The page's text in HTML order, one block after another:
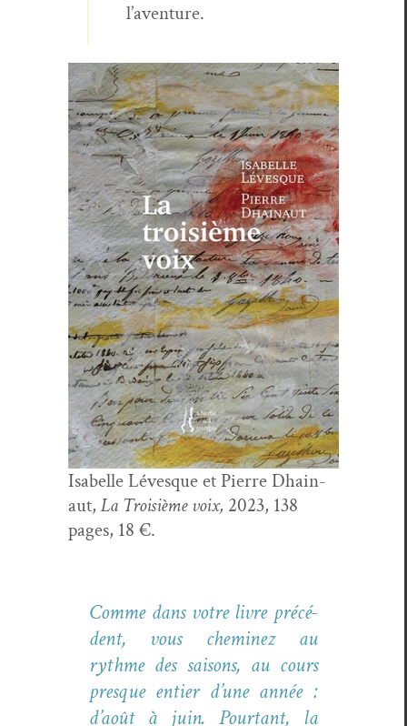
l’aventure.
Isabelle Lévesque et Pierre Dhain­
aut, La Troisième voix, 2023, 138
pages, 18 €.
Comme dans votre livre précé­
dent, vous chem­inez au
rythme des saisons, au cours
presque entier d’une année :
d’août à juin. Pour­tant, la